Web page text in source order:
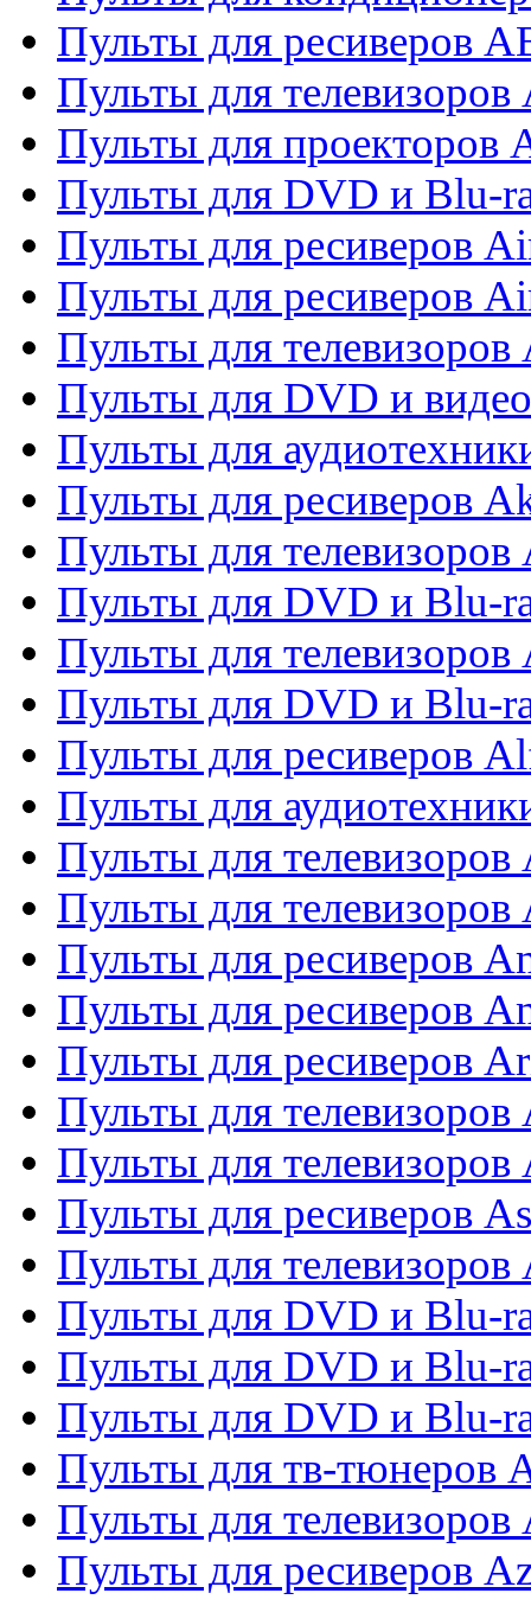
Пульты для ресиверов
Пульты для телевизоров
Пульты для проекторов
Пульты для DVD и Blu-
Пульты для ресиверов
Пульты для ресиверов
Пульты для телевизоров
Пульты для DVD и
Пульты для
Пульты для ресиверов
Пульты для телевизоров
Пульты для DVD и Blu-
Пульты для
Пульты для DVD и Blu-
Пульты для ресиверов
Пульты для
Пульты для
Пульты для
Пульты для ресиверов
Пульты для ресиверов
Пульты для ресиверов
Пульты для
Пульты для телевизоров
Пульты для ресиверов
Пульты для телевизоров
Пульты для DVD и Blu-
Пульты для DVD и Blu-
Пульты для DVD и Blu-
Пульты для тв-тюнеров
Пульты для телевизоров
Пульты для ресиверов